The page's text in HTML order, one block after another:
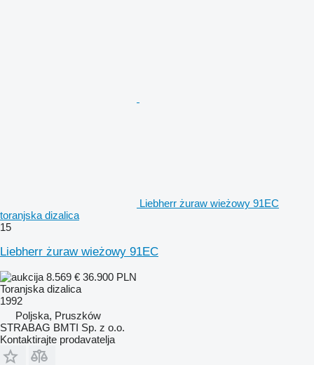
Liebherr żuraw wieżowy 91EC
toranjska dizalica
15
Liebherr żuraw wieżowy 91EC
8.569 € 36.900 PLN
Toranjska dizalica
1992
Poljska, Pruszków
STRABAG BMTI Sp. z o.o.
Kontaktirajte prodavatelja